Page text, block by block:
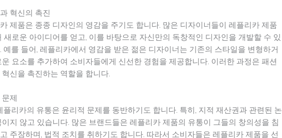
혁신의 촉진
제품은 종종 디자인의 영감을 주기도 합니다. 많은 디자이너들이 레플리카 제품
새로운 아이디어를 얻고, 이를 바탕으로 자신만의 독창적인 디자인을 개발할 수 있
예를 들어, 레플리카에서 영감을 받은 젊은 디자이너는 기존의 스타일을 변형하거
운 요소를 추가하여 소비자들에게 신선한 경험을 제공합니다. 이러한 과정은 패션
신을 촉진하는 역할을 합니다.
제
플리카의 유통은 윤리적 문제를 동반하기도 합니다. 특히, 지적 재산권과 관련된 논
이지 않고 있습니다. 많은 브랜드들은 레플리카 제품의 유통이 그들의 창의성을 침
주장하며, 법적 조치를 취하기도 합니다. 따라서 소비자들은 레플리카 제품을 선